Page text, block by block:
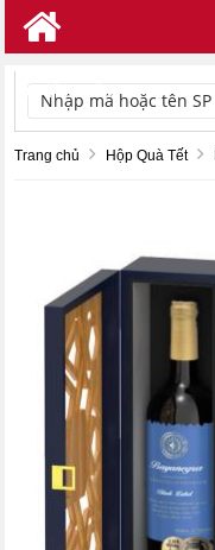
TÌM KIẾM
Trang chủ Hộp Quà Tết